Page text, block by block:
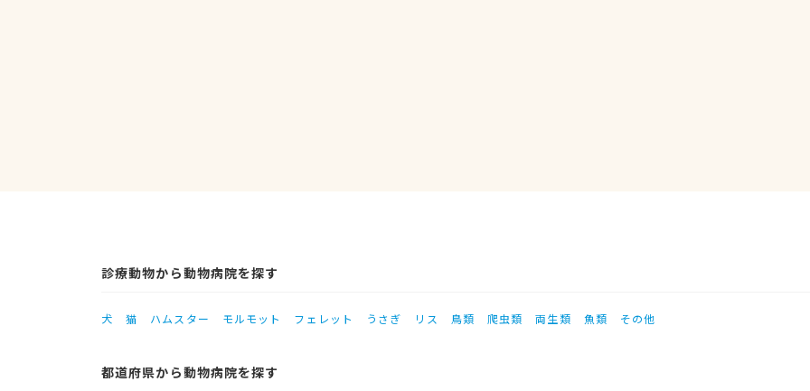
診療動物から動物病院を探す
犬 猫 ハムスター モルモット フェレット うさぎ リス 鳥類 爬虫類 両生類 魚類 その他
都道府県から動物病院を探す